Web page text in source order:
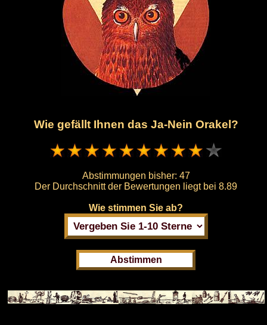
Wie gefällt Ihnen das Ja-Nein Orakel?
Abstimmungen bisher: 47
Der Durchschnitt der Bewertungen liegt bei 8.89
Wie stimmen Sie ab?